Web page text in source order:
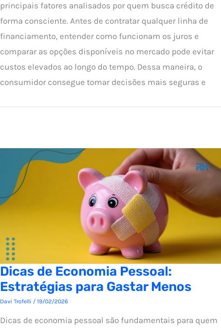
principais fatores analisados por quem busca crédito de
forma consciente. Antes de contratar qualquer linha de
financiamento, entender como funcionam os juros e
comparar as opções disponíveis no mercado pode evitar
custos elevados ao longo do tempo. Dessa maneira, o
consumidor consegue tomar decisões mais seguras e
Dicas de Economia Pessoal:
Estratégias para Gastar Menos
Davi Trofelli / 19/02/2026
Dicas de economia pessoal são fundamentais para quem